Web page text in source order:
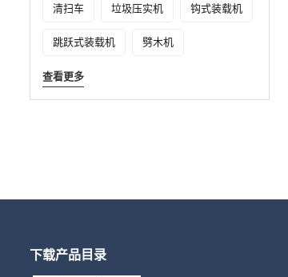
清扫车 垃圾压实机 钩式装载机
跳跃式装载机 劈木机
查看更多
下载产品目录